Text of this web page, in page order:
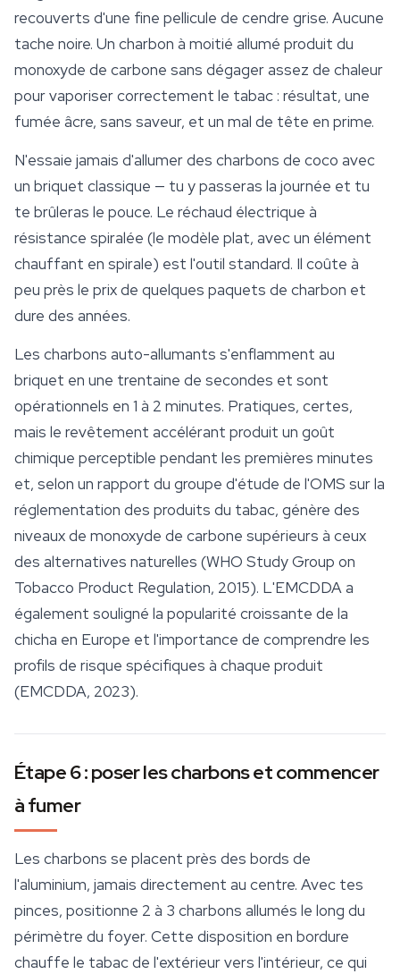
recouverts d'une fine pellicule de cendre grise. Aucune
tache noire. Un charbon à moitié allumé produit du
monoxyde de carbone sans dégager assez de chaleur
pour vaporiser correctement le tabac : résultat, une
fumée âcre, sans saveur, et un mal de tête en prime.
N'essaie jamais d'allumer des charbons de coco avec
un briquet classique — tu y passeras la journée et tu
te brûleras le pouce. Le réchaud électrique à
résistance spiralée (le modèle plat, avec un élément
chauffant en spirale) est l'outil standard. Il coûte à
peu près le prix de quelques paquets de charbon et
dure des années.
Les charbons auto-allumants s'enflamment au
briquet en une trentaine de secondes et sont
opérationnels en 1 à 2 minutes. Pratiques, certes,
mais le revêtement accélérant produit un goût
chimique perceptible pendant les premières minutes
et, selon un rapport du groupe d'étude de l'OMS sur la
réglementation des produits du tabac, génère des
niveaux de monoxyde de carbone supérieurs à ceux
des alternatives naturelles (WHO Study Group on
Tobacco Product Regulation, 2015). L'EMCDDA a
également souligné la popularité croissante de la
chicha en Europe et l'importance de comprendre les
profils de risque spécifiques à chaque produit
(EMCDDA, 2023).
Étape 6 : poser les charbons et commencer
à fumer
Les charbons se placent près des bords de
l'aluminium, jamais directement au centre. Avec tes
pinces, positionne 2 à 3 charbons allumés le long du
périmètre du foyer. Cette disposition en bordure
chauffe le tabac de l'extérieur vers l'intérieur, ce qui